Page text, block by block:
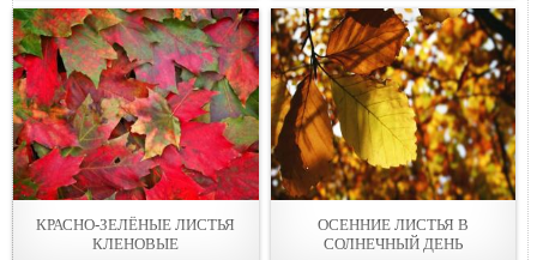
КРАСНО-ЗЕЛЁНЫЕ ЛИСТЬЯ
КЛЕНОВЫЕ
ОСЕННИЕ ЛИСТЬЯ В
СОЛНЕЧНЫЙ ДЕНЬ